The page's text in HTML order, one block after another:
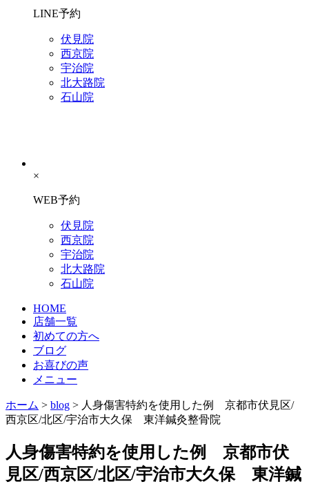
LINE予約
伏見院
西京院
宇治院
北大路院
石山院
×
WEB予約
伏見院
西京院
宇治院
北大路院
石山院
HOME
店舗一覧
初めての方へ
ブログ
お喜びの声
メニュー
ホーム > blog > 人身傷害特約を使用した例 京都市伏見区/
西京区/北区/宇治市大久保 東洋鍼灸整骨院
人身傷害特約を使用した例 京都市伏
見区/西京区/北区/宇治市大久保 東洋鍼